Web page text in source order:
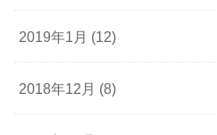
2019年1月 (12)
2018年12月 (8)